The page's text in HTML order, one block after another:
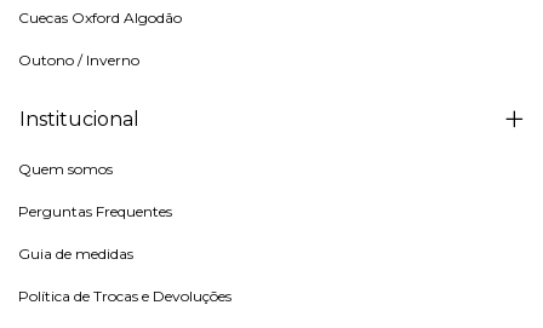
Cuecas Oxford Algodão
Outono / Inverno
Institucional
Quem somos
Perguntas Frequentes
Guia de medidas
Política de Trocas e Devoluções